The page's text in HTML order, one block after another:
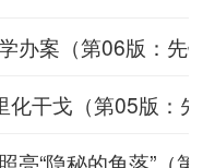
办案（第06版：先
化干戈（第05版：
亮“隐秘的角落”（